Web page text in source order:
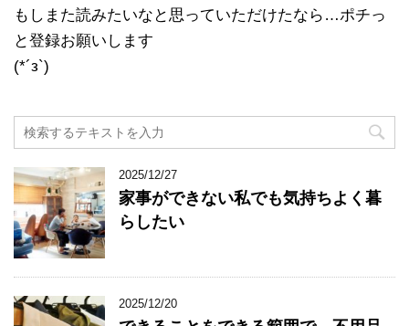
もしまた読みたいなと思っていただけたなら…ポチっ
と登録お願いします
(*´з`)
2025/12/27
家事ができない私でも気持ちよく暮
らしたい
2025/12/20